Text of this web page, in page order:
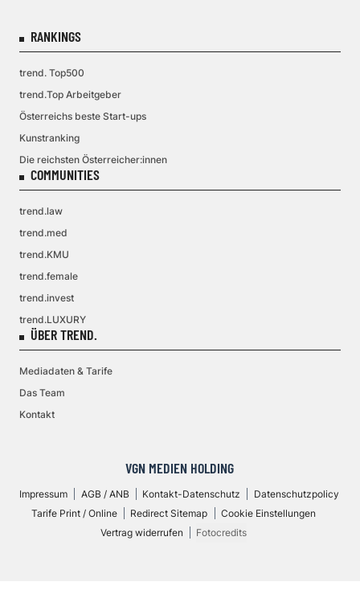
RANKINGS
trend. Top500
trend.Top Arbeitgeber
Österreichs beste Start-ups
Kunstranking
Die reichsten Österreicher:innen
COMMUNITIES
trend.law
trend.med
trend.KMU
trend.female
trend.invest
trend.LUXURY
ÜBER TREND.
Mediadaten & Tarife
Das Team
Kontakt
VGN MEDIEN HOLDING
Impressum AGB / ANB Kontakt-Datenschutz
Datenschutzpolicy
Tarife Print / Online
Redirect Sitemap
Cookie Einstellungen
Vertrag widerrufen
Fotocredits